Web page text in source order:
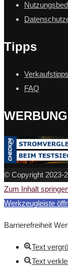
Tipps
Verkaufstipps
FAQ
© Copyright 2023-
Zum Inhalt
Werkzeugleiste
Barrierefreiheit
Text
Text